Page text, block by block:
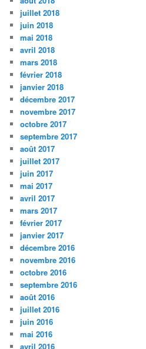
juillet 2018
juin 2018
mai 2018
avril 2018
mars 2018
février 2018
janvier 2018
décembre 2017
novembre 2017
octobre 2017
septembre 2017
août 2017
juillet 2017
juin 2017
mai 2017
avril 2017
mars 2017
février 2017
janvier 2017
décembre 2016
novembre 2016
octobre 2016
septembre 2016
août 2016
juillet 2016
juin 2016
mai 2016
avril 2016